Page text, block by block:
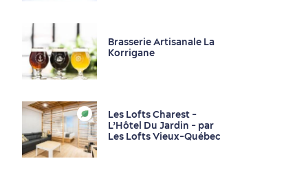
Saisons et climat
Culture animée
écoresponsable
Brasserie Artisanale La
Korrigane
Les Lofts Charest -
L’Hôtel Du Jardin - par
Les Lofts Vieux-Québec